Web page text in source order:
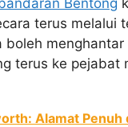
Bentong
terus
boleh
terus ke pejabat
Alamat